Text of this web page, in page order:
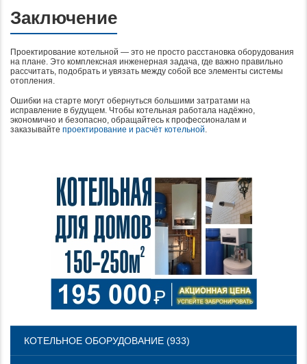
Заключение
Проектирование котельной — это не просто расстановка оборудования
на плане. Это комплексная инженерная задача, где важно правильно
рассчитать, подобрать и увязать между собой все элементы системы
отопления.
Ошибки на старте могут обернуться большими затратами на
исправление в будущем. Чтобы котельная работала надёжно,
экономично и безопасно, обращайтесь к профессионалам и
заказывайте проектирование и расчёт котельной.
КОТЕЛЬНОЕ ОБОРУДОВАНИЕ (933)